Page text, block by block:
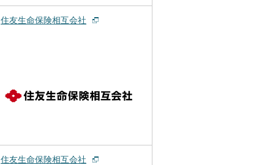
住友生命保険相互会社
住友生命保険相互会社